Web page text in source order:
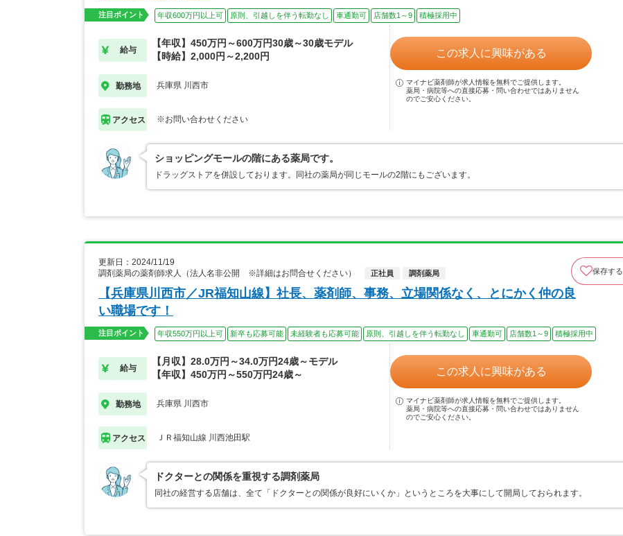
注目ポイント 年収600万円以上可 原則、引越しを伴う転勤なし 車通勤可 店舗数1～9 積極採用中
給与
【年収】450万円～600万円30歳～30歳モデル
【時給】2,000円～2,200円
勤務地 兵庫県 川西市
アクセス ※お問い合わせください
この求人に興味がある
マイナビ薬剤師が求人情報を無料でご提供します。
薬局・病院等への直接応募・問い合わせではありません
のでご安心ください。
ショッピングモールの階にある薬局です。
ドラッグストアを併設しております。同社の薬局が同じモールの2階にもございます。
更新日：2024/11/19
調剤薬局の薬剤師求人（法人名非公開 ※詳細はお問合せください）
正社員 調剤薬局 保存する
【兵庫県川西市／JR福知山線】社長、薬剤師、事務、立場関係なく、とにかく仲の良
い職場です！
注目ポイント 年収550万円以上可 新卒も応募可能 未経験者も応募可能 原則、引越しを伴う転勤なし 車通勤可 店舗数1～9 積極採用中
給与
【月収】28.0万円～34.0万円24歳～モデル
【年収】450万円～550万円24歳～
勤務地 兵庫県 川西市
アクセス ＪＲ福知山線 川西池田駅
この求人に興味がある
マイナビ薬剤師が求人情報を無料でご提供します。
薬局・病院等への直接応募・問い合わせではありません
のでご安心ください。
ドクターとの関係を重視する調剤薬局
同社の経営する店舗は、全て「ドクターとの関係が良好にいくか」というところを大事にして開局しておられます。